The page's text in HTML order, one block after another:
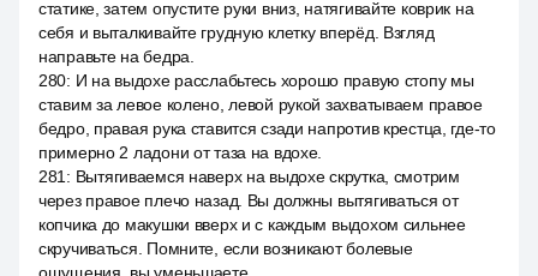
статике, затем опустите руки вниз, натягивайте коврик на
себя и выталкивайте грудную клетку вперёд. Взгляд
направьте на бедра.
280: И на выдохе расслабьтесь хорошо правую стопу мы
ставим за левое колено, левой рукой захватываем правое
бедро, правая рука ставится сзади напротив крестца, где-то
примерно 2 ладони от таза на вдохе.
281 : Вытягиваемся наверх на выдохе скрутка, смотрим
через правое плечо назад. Вы должны вытягиваться от
копчика до макушки вверх и с каждым выдохом сильнее
скручиваться. Помните, если возникают болевые